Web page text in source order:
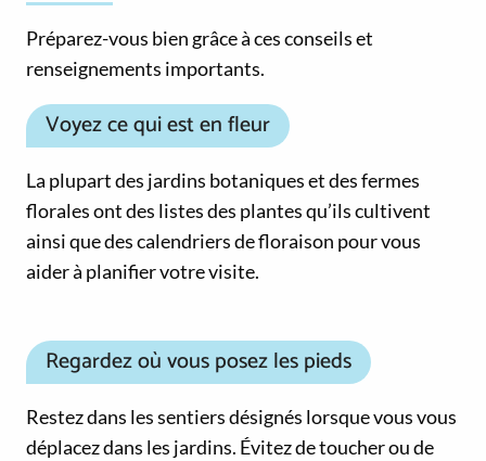
Préparez-vous bien grâce à ces conseils et
renseignements importants.
Voyez ce qui est en fleur
La plupart des jardins botaniques et des fermes
florales ont des listes des plantes qu’ils cultivent
ainsi que des calendriers de floraison pour vous
aider à planifier votre visite.
Regardez où vous posez les pieds
Restez dans les sentiers désignés lorsque vous vous
déplacez dans les jardins. Évitez de toucher ou de